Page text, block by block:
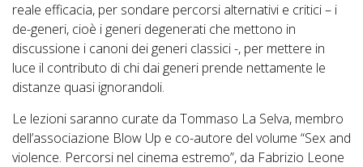
reale efficacia, per sondare percorsi alternativi e critici – i
de-generi, cioè i generi degenerati che mettono in
discussione i canoni dei generi classici -, per mettere in
luce il contributo di chi dai generi prende nettamente le
distanze quasi ignorandoli.
Le lezioni saranno curate da Tommaso La Selva, membro
dell’associazione Blow Up e co-autore del volume “Sex and
violence. Percorsi nel cinema estremo”, da Fabrizio Leone